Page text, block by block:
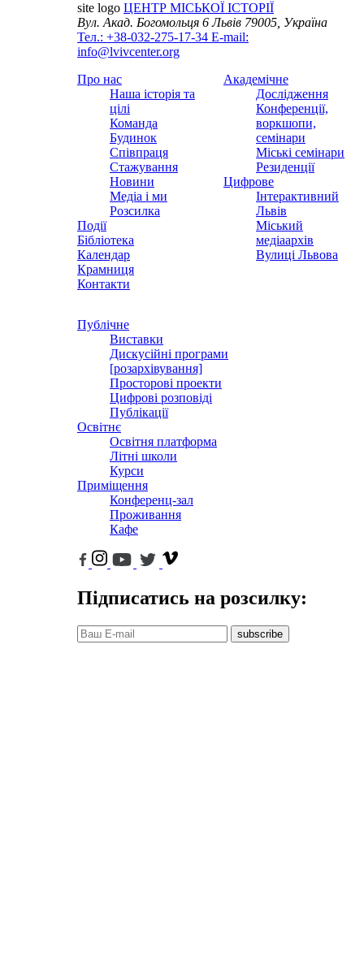
site logo ЦЕНТР МІСЬКОЇ ІСТОРІЇ
Вул. Акад. Богомольця 6Львів 79005, Україна
Тел.: +38-032-275-17-34 E-mail:
info@lvivcenter.org
Про нас
Наша історія та
цілі
Команда
Будинок
Співпраця
Стажування
Новини
Медіа і ми
Розсилка
Події
Бібліотека
Календар
Крамниця
Контакти
Академічне
Дослідження
Конференції,
воркшопи,
семінари
Міські семінари
Резиденції
Цифрове
Інтерактивний
Львів
Міський
медіаархів
Вулиці Львова
Публічне
Виставки
Дискусійні програми
[розархівування]
Просторові проекти
Цифрові розповіді
Публікації
Освітнє
Освітня платформа
Літні школи
Курси
Приміщення
Конференц-зал
Проживання
Кафе
Підписатись на розсилку:
subscribe